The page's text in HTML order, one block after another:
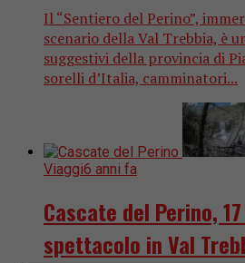
Il “Sentiero del Perino”,
scenario della Val Trebbia, è
suggestivi della provincia di
sorelli d’Italia, camminatori...
Viaggi6 anni fa
Cascate del Perino,
spettacolo in Val